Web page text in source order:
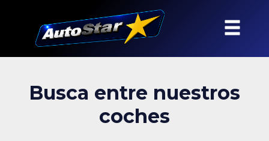
Busca entre nuestros
coches